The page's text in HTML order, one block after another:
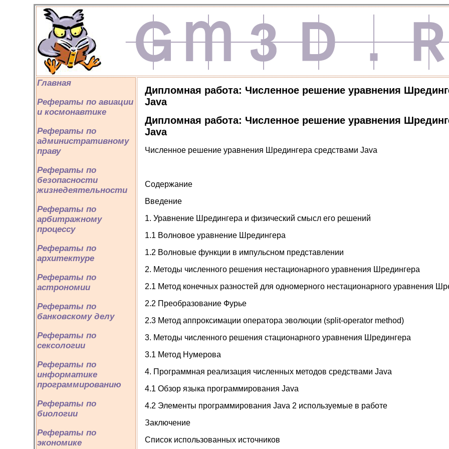
Главная
Рефераты по авиации
и космонавтике
Рефераты по
административному
праву
Рефераты по
безопасности
жизнедеятельности
Рефераты по
арбитражному
процессу
Рефераты по
архитектуре
Рефераты по
астрономии
Рефераты по
банковскому делу
Рефераты по
сексологии
Рефераты по
информатике
программированию
Рефераты по
биологии
Рефераты по
экономике
Дипломная работа: Численное решение уравнения
Java
Дипломная работа: Численное решение уравнения
Java
Численное решение уравнения Шредингера средствами Java
Содержание
Введение
1. Уравнение Шредингера и физический смысл его решений
1.1 Волновое уравнение Шредингера
1.2 Волновые функции в импульсном представлении
2. Методы численного решения нестационарного уравнения Шредингера
2.1 Метод конечных разностей для одномерного нестационарного уравнения
2.2 Преобразование Фурье
2.3 Метод аппроксимации оператора эволюции (split-operator method)
3. Методы численного решения стационарного уравнения Шредингера
3.1 Метод Нумерова
4. Программная реализация численных методов средствами Java
4.1 Обзор языка программирования Java
4.2 Элементы программирования Java 2 используемые в работе
Заключение
Список использованных источников